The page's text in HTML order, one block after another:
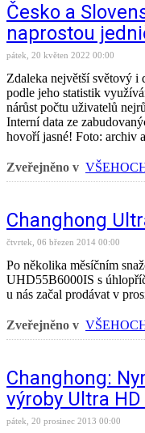
Česko a
naprostou
pátek, 20 květen 2022 00:00
Zdaleka největší světový i
podle jeho statistik
nárůst počtu uživatelů
Interní data ze
hovoří jasné! Foto: archiv
Zveřejněno v
Changhong
čtvrtek, 06 březen 2014 00:00
Po několika měsíčním
UHD55B6000IS s
u nás začal prodávat v
Zveřejněno v
Changhong:
výroby Ultra
pátek, 20 prosinec 2013 00:00